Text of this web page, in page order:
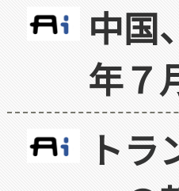
中国
年７
ト